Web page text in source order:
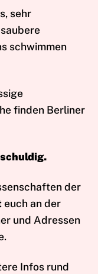
sehr
schwimmen
finden Berliner
der
euch an der
und Adressen
Infos rund